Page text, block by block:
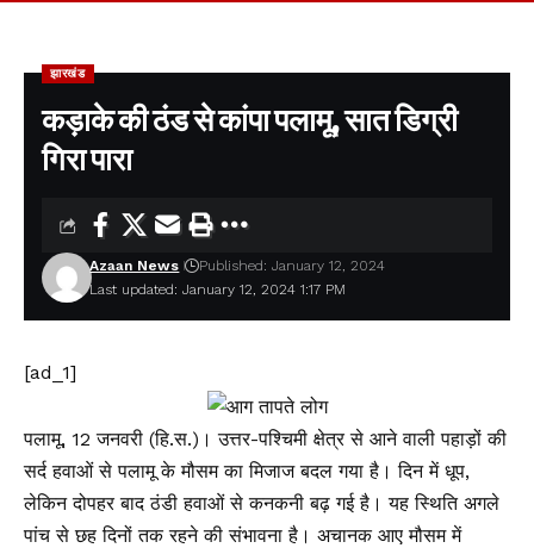
झारखंड
कड़ाके की ठंड से कांपा पलामू, सात डिग्री
गिरा पारा
Last updated: January 12, 2024 1:17 PM
Azaan News Published: January 12, 2024
[ad_1]
पलामू, 12 जनवरी (हि.स.)। उत्तर-पश्चिमी क्षेत्र से आने वाली पहाड़ों की
सर्द हवाओं से पलामू के मौसम का मिजाज बदल गया है। दिन में धूप,
लेकिन दोपहर बाद ठंडी हवाओं से कनकनी बढ़ गई है। यह स्थिति अगले
पांच से छह दिनों तक रहने की संभावना है। अचानक आए मौसम में